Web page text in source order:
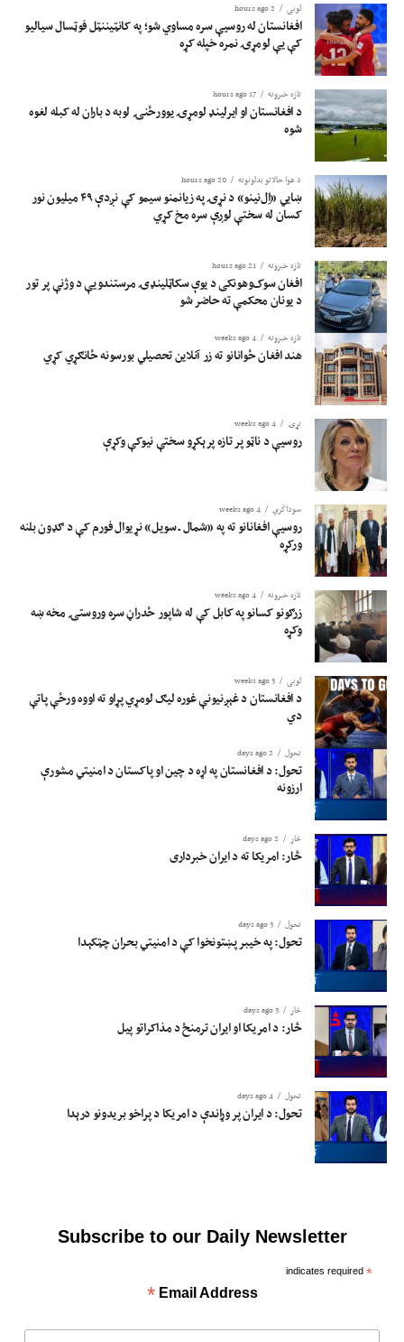
لوبی 2 hours ago
افغانستان له روسیې سره مساوي شو؛ په کانټیننټل فوټسال سیالیو
کې یې لومړۍ نمره خپله کړه
تازه خبرونه 17 hours ago
د افغانستان او ایرلینډ لومړۍ یوورځنۍ لوبه د باران له کبله لغوه
شوه
د هوا حالاتو بدلونونه 20 hours ago
ښايي «اِل‌نینو» د نړۍ په زیانمنو سیمو کې نږدې ۴۹ میلیون نور
کسان له سختې لوږې سره مخ کړي
تازه خبرونه 21 hours ago
افغان سوک‌وهونکی د یوې سکاټلینډۍ مرستندویې د وژنې پر تور
د یونان محکمې ته حاضر شو
تازه خبرونه 4 weeks ago
هند افغان ځوانانو ته زر آنلاین تحصیلي بورسونه ځانګړي کړي
نړۍ 4 weeks ago
روسیې د ناټو پر تازه پرېکړو سختې نیوکې وکړې
سوداگري 4 weeks ago
روسیې افغانانو ته په «شمال ـ سویل» نړیوال فورم کې د ګډون بلنه
ورکړه
تازه خبرونه 4 weeks ago
زرګونو کسانو په کابل کې له شاپور ځدراڼ سره وروستۍ مخه ښه
وکړه
لوبی 3 weeks ago
د افغانستان د غېږنیونې غوره لیګ لومړي پړاو ته اووه ورځې پاتې
دي
تحول 2 days ago
تحول: د افغانستان په اړه د چین او پاکستان د امنیتي مشورې
ارزونه
څار 2 days ago
څار: امریکا ته د ایران خبرداری
تحول 3 days ago
تحول: په خیبر پښتونخوا کې د امنیتي بحران چټکېدا
څار 3 days ago
څار: د امریکا او ایران ترمنځ د مذاکراتو پیل
تحول 4 days ago
تحول: د ایران پر وړاندې د امریکا د پراخو بریدونو درېدا
Subscribe to our Daily Newsletter
*
indicates required
Email Address
*